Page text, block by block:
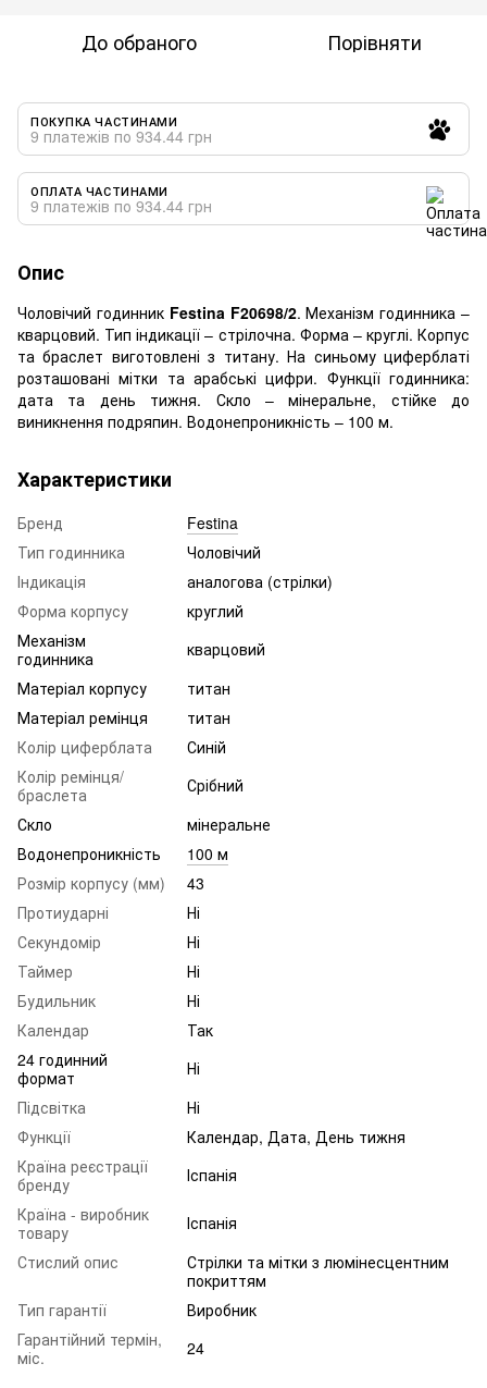
До обраного Порівняти
ПОКУПКА ЧАСТИНАМИ
9 платежів по 934.44 грн
ОПЛАТА ЧАСТИНАМИ
9 платежів по 934.44 грн
Опис
Чоловічий годинник Festina F20698/2. Механізм годинника –
кварцовий. Тип індикації – стрілочна. Форма – круглі. Корпус
та браслет виготовлені з титану. На синьому циферблаті
розташовані мітки та арабські цифри. Функції годинника:
дата та день тижня. Скло – мінеральне, стійке до
виникнення подряпин. Водонепроникність – 100 м.
Характеристики
Бренд
Festina
Тип годинника
Чоловічий
Індикація
аналогова (стрілки)
Форма корпусу
круглий
Механізм
годинника
кварцовий
Матеріал корпусу
титан
Матеріал ремінця
титан
Колір циферблата
Синій
Колір ремінця/
браслета
Срібний
Скло
мінеральне
Водонепроникність
100 м
Розмір корпусу (мм)
43
Протиударні
Ні
Секундомір
Ні
Таймер
Ні
Будильник
Ні
Календар
Так
24 годинний
формат
Ні
Підсвітка
Ні
Функції
Календар, Дата, День тижня
Країна реєстрації
бренду
Іспанія
Країна - виробник
товару
Іспанія
Стислий опис
Стрілки та мітки з люмінесцентним
покриттям
Тип гарантії
Виробник
Гарантійний термін,
міс.
24